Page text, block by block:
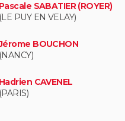
Pascale SABATIER (ROYER)
(LE PUY EN VELAY)
BOUCHON
(NANCY)
Hadrien CAVENEL
(PARIS)